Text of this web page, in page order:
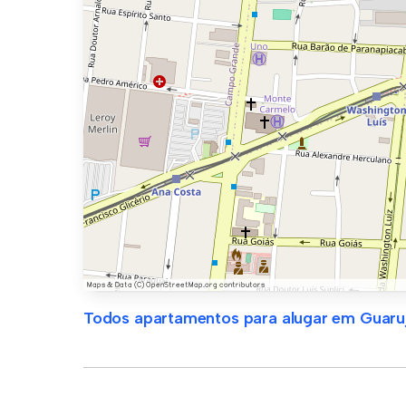
Todos apartamentos para alugar em